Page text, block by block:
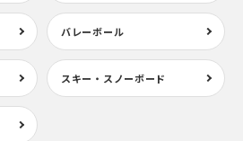
バレーボール
スキー・スノーボード